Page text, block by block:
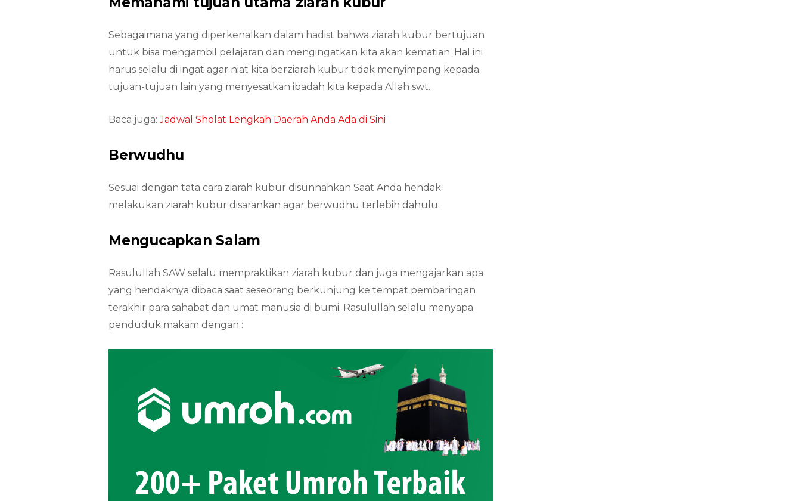
Sebagaimana yang diperkenalkan dalam hadist bahwa ziarah kubur bertujuan
untuk bisa mengambil pelajaran dan mengingatkan kita akan kematian. Hal ini
harus selalu di ingat agar niat kita berziarah kubur tidak menyimpang kepada
tujuan-tujuan lain yang menyesatkan ibadah kita kepada Allah swt.
Baca juga:Jadwal Sholat Lengkah Daerah Anda Ada di Sini
Berwudhu
Sesuai dengan tata cara ziarah kubur disunnahkan Saat Anda hendak
melakukan ziarah kubur disarankan agar berwudhu terlebih dahulu.
Mengucapkan Salam
Rasulullah SAW selalu mempraktikan ziarah kubur dan juga mengajarkan apa
yang hendaknya dibaca saat seseorang berkunjung ke tempat pembaringan
terakhir para sahabat dan umat manusia di bumi. Rasulullah selalu menyapa
penduduk makam dengan :